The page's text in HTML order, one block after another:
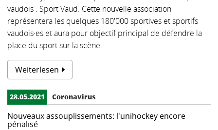
vaudois : Sport Vaud. Cette nouvelle association
représentera les quelques 180'000 sportives et sportifs
vaudois·es et aura pour objectif principal de défendre la
place du sport sur la scène…
Weiterlesen
28.05.2021 Coronavirus
Nouveaux assouplissements: l'unihockey encore
pénalisé